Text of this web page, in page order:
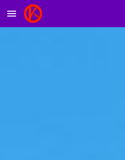
Skip to main content